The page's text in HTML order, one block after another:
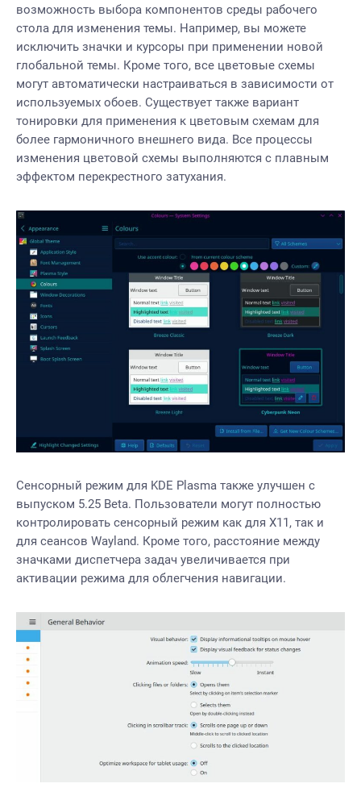
возможность выбора компонентов среды рабочего
стола для изменения темы. Например, вы можете
исключить значки и курсоры при применении новой
глобальной темы. Кроме того, все цветовые схемы
могут автоматически настраиваться в зависимости от
используемых обоев. Существует также вариант
тонировки для применения к цветовым схемам для
более гармоничного внешнего вида. Все процессы
изменения цветовой схемы выполняются с плавным
эффектом перекрестного затухания.
Сенсорный режим для KDE Plasma также улучшен с
выпуском 5.25 Beta. Пользователи могут полностью
контролировать сенсорный режим как для X11, так и
для сеансов Wayland. Кроме того, расстояние между
значками диспетчера задач увеличивается при
активации режима для облегчения навигации.